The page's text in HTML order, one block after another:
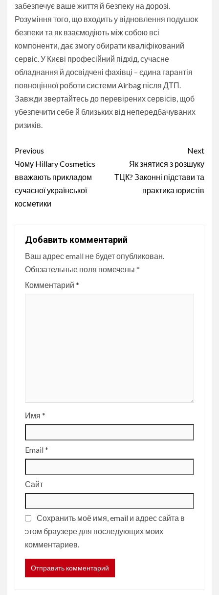
забезпечує ваше життя й безпеку на дорозі.
Розуміння того, що входить у відновлення подушок
безпеки та як взаємодіють між собою всі
компоненти, дає змогу обирати кваліфікований
сервіс. У Києві професійний підхід, сучасне
обладнання й досвідчені фахівці – єдина гарантія
повноцінної роботи системи Airbag після ДТП.
Завжди звертайтесь до перевірених сервісів, щоб
убезпечити себе й близьких від непередбачуваних
ризиків.
Continue
Reading
Previous
Чому Hillary Cosmetics
вважають прикладом
сучасної української
косметики
Next
Як знятися з розшуку
ТЦК? Законні підстави та
практика юристів
Добавить комментарий
Ваш адрес email не будет опубликован.
Обязательные поля помечены *
Комментарий *
Имя *
Email*
Сайт
Сохранить моё имя, email и адрес сайта в
этом браузере для последующих моих
комментариев.